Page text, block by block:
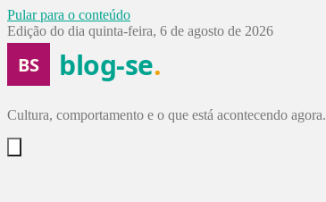
Pular para o conteúdo
Edição do dia quinta-feira, 6 de agosto de 2026
BS blog-se.
Cultura, comportamento e o que está acontecendo agora.